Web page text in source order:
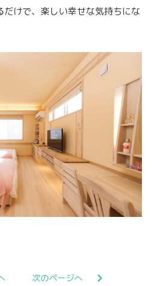
けで、楽しい幸せな気持ちにな
次のページへ